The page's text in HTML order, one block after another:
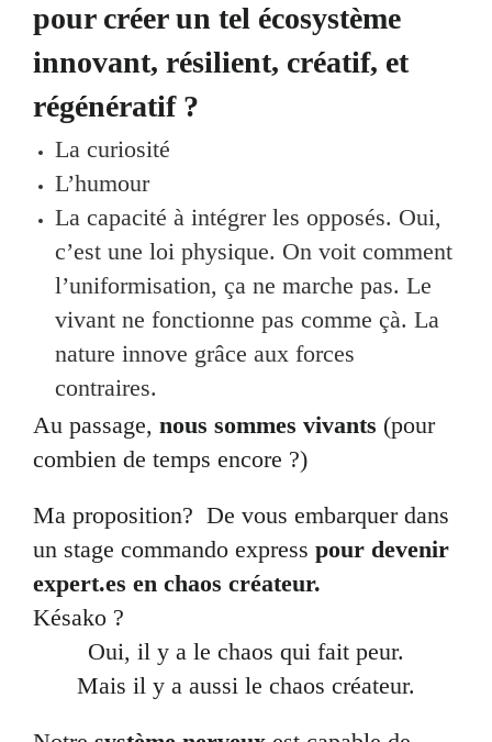
pour créer un tel écosystème
innovant, résilient, créatif, et
régénératif ?
La curiosité
L’humour
La capacité à intégrer les opposés. Oui,
c’est une loi physique. On voit comment
l’uniformisation, ça ne marche pas. Le
vivant ne fonctionne pas comme çà. La
nature innove grâce aux forces
contraires.
Au passage, nous sommes vivants (pour
combien de temps encore ?)
Ma proposition? De vous embarquer dans
un stage commando express pour devenir
expert.es en chaos créateur.
Késako ?
Oui, il y a le chaos qui fait peur.
Mais il y a aussi le chaos créateur.